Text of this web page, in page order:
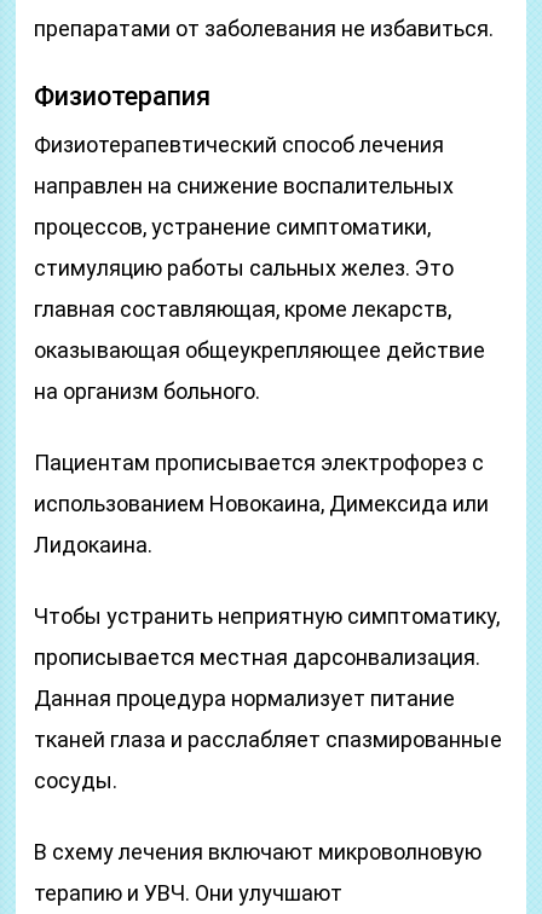
препаратами от заболевания не избавиться.
Физиотерапия
Физиотерапевтический способ лечения
направлен на снижение воспалительных
процессов, устранение симптоматики,
стимуляцию работы сальных желез. Это
главная составляющая, кроме лекарств,
оказывающая общеукрепляющее действие
на организм больного.
Пациентам прописывается электрофорез с
использованием Новокаина, Димексида или
Лидокаина.
Чтобы устранить неприятную симптоматику,
прописывается местная дарсонвализация.
Данная процедура нормализует питание
тканей глаза и расслабляет спазмированные
сосуды.
В схему лечения включают микроволновую
терапию и УВЧ. Они улучшают